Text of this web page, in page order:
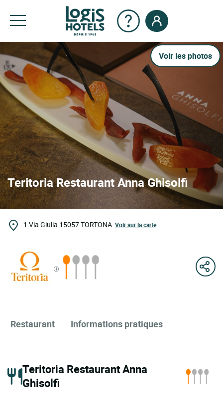
Voir les photos
Teritoria Restaurant Anna Ghisolfi
1 Via Giulia 15057TORTONA Voir sur la carte
Restaurant Informations pratiques
Teritoria Restaurant Anna
Ghisolfi